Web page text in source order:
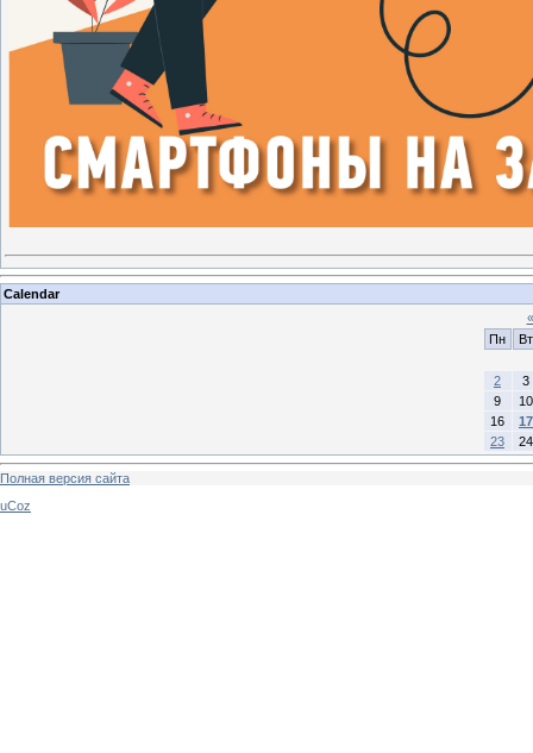
Calendar
«
Пн
Вт
2
3
9
10
16
17
23
24
Полная версия сайта
uCoz